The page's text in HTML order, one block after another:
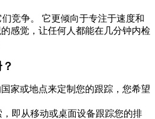
竞争。 它更倾向于专注于速度和
感觉，让任何人都能在几分钟内检
家或地点来定制您的跟踪，您希望
，即从移动或桌面设备跟踪您的排